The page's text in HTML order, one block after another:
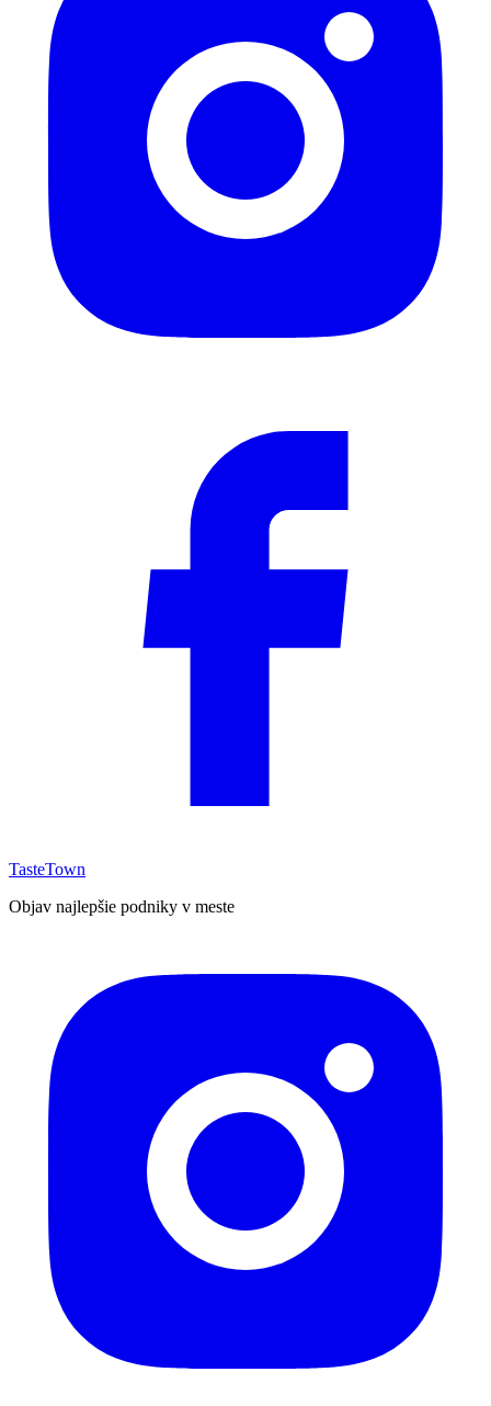
TasteTown
Objav najlepšie podniky v meste